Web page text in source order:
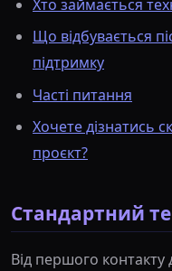
Хто займається
Що відбувається
підтримку
Часті питання
Хочете дізнатись
проєкт?
Стандартний
Від першого